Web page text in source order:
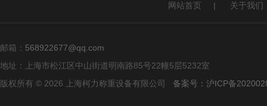
网站首页 | 关于我们
邮箱： 568922677@qq.com
地址：上海市松江区中山街道明南路85号22幢5层5232室
版权所有 © 2026 上海柯力称重设备有限公司 备案号：沪ICP备